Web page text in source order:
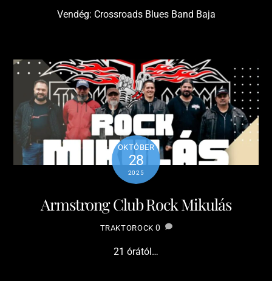
Vendég: Crossroads Blues Band Baja
OKTÓBER
28
2025
Armstrong Club Rock Mikulás
TRAKTOROCK 0
21 órától…